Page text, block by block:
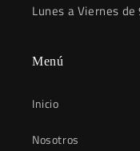
Lunes a Viernes
Menú
Inicio
Nosotros